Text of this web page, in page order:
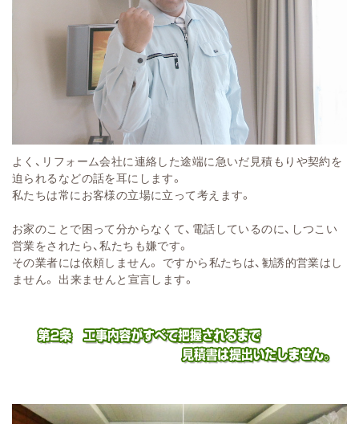
よく、リフォーム会社に連絡した途端に急いだ見積もりや契約を
迫られるなどの話を耳にします。
私たちは常にお客様の立場に立って考えます。
お家のことで困って分からなくて、電話しているのに、しつこい
営業をされたら、私たちも嫌です。
その業者には依頼しません。 ですから私たちは、勧誘的営業はし
ません。 出来ませんと宣言します。